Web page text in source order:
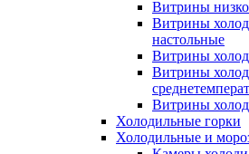
Витрины
Витрины
настольные
Витрины
Витрины
Витрины
Холодильные горки
Холодильные и